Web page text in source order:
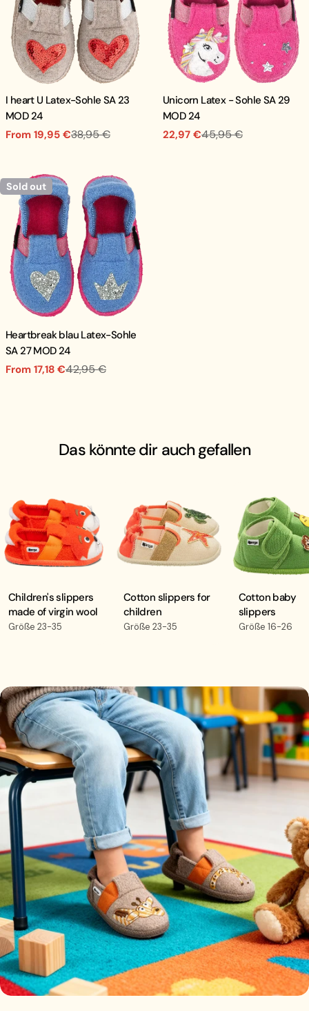
I heart U Latex-Sohle SA 23
MOD 24
Sale
From 19,95 €
Regular
38,95 €
Unicorn Latex - Sohle SA 29
MOD 24
Sale
22,97 €
Regular45,95 €
Sold out
Heartbreak blau Latex-Sohle
SA 27 MOD 24
Sale
From 17,18 €
Regular
42,95 €
Das könnte dir auch gefallen
Children's slippers
made of virgin wool
Größe 23-35
Cotton slippers for
children
Größe 23-35
Cotton baby
slippers
Größe 16-26